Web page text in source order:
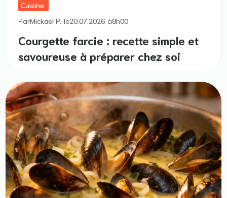
Cuisine
ParMickael P. le20.07.2026 à8h00
Courgette farcie : recette simple et
savoureuse à préparer chez soi